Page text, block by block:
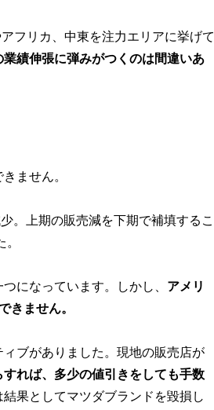
フリカ、中東を注力エリアに挙げて
績伸張に弾みがつくのは間違いあ
ません。
。上期の販売減を下期で補填するこ
になっています。しかし、 アメリ
きません。
ブがありました。現地の販売店が
すれば、多少の値引きをしても手数
結果としてマツダブランドを毀損し